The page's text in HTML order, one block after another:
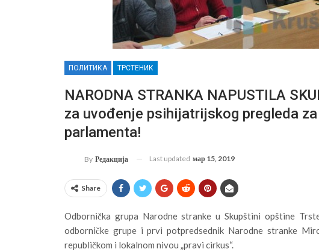
ПОЛИТИКА ТРСТЕНИК
NARODNA STRANKA NAPUSTILA
za uvođenje psihijatrijskog pregleda
parlamenta!
By Редакција Last updated мар 15, 2019
Share
Odbornička grupa Narodne stranke u Skupštini opštine
odborničke grupe i prvi potpredsednik Narodne stranke
republičkom i lokalnom nivou „pravi cirkus“.